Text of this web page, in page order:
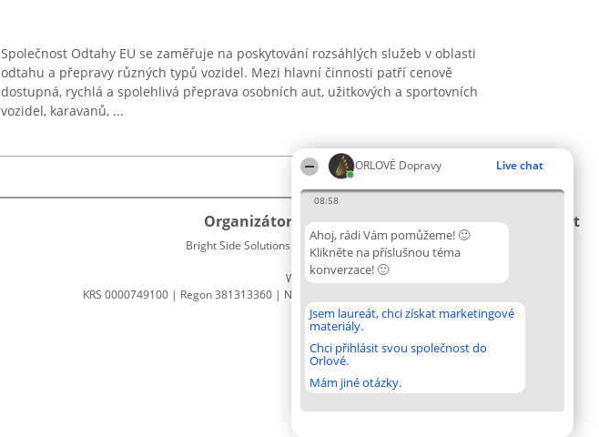
ORLOVÉ Dopravy Live chat
08:58
Ahoj, rádi Vám pomůžeme! 🙂
Klikněte na příslušnou téma
konverzace! 🙂
Jsem laureát, chci získat marketingové
materiály.
Chci přihlásit svou společnost do
Orlové.
Mám jiné otázky.
Společnost Odtahy EU se zaměřuje na poskytování rozsáhlých služeb v oblasti
odtahu a přepravy různých typů vozidel. Mezi hlavní činnosti patří cenově
dostupná, rychlá a spolehlivá přeprava osobních aut, užitkových a sportovních
vozidel, karavanů, ...
Organizátor hlasování
Bright Side Solutions sp. z o. o. sp. k.
ul. Ruska 22
Wrocław 50-079
KRS 0000749100 | Regon 381313360 | NIP 8943132676
Plebiscyt
Vítězové
Seznam
Zásady
Zásady
ochrany
údajů
Kontakt